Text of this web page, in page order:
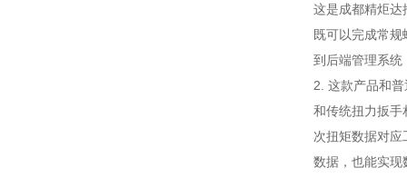
这是成都精炬达
既可以完成常
到后端管理系统
2. 这款产品和
和传统扭力扳手
次扭矩数据对
数据，也能实现